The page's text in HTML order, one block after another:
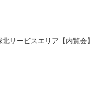
サービスエリア【内覧会】